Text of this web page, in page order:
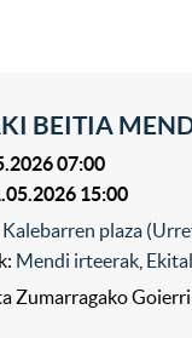
BEITIA
07:00
15:00
Kalebarren plaza
Mendi irteerak
Zumarragako